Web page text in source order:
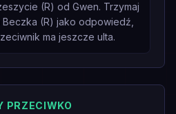
(R) od Gwen. Trzymaj
(R) jako odpowiedź,
ma jeszcze ulta.
PRZECIWKO